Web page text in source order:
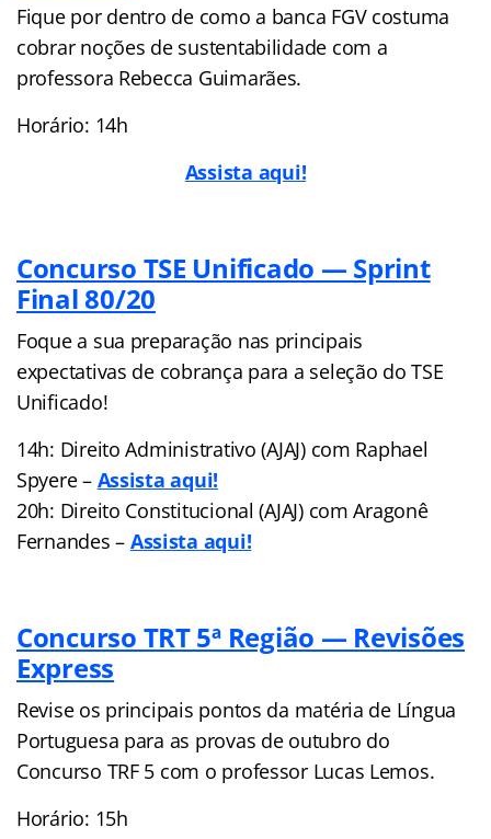
Fique por dentro de como a banca FGV costuma
cobrar noções de sustentabilidade com a
professora Rebecca Guimarães.
Horário: 14h
Assista aqui!
Concurso TSE Unificado — Sprint
Final 80/20
Foque a sua preparação nas principais
expectativas de cobrança para a seleção do TSE
Unificado!
14h: Direito Administrativo (AJAJ) com Raphael
Spyere – Assista aqui!
20h: Direito Constitucional (AJAJ) com Aragonê
Fernandes – Assista aqui!
Concurso TRT 5ª Região — Revisões
Express
Revise os principais pontos da matéria de Língua
Portuguesa para as provas de outubro do
Concurso TRF 5 com o professor Lucas Lemos.
Horário: 15h